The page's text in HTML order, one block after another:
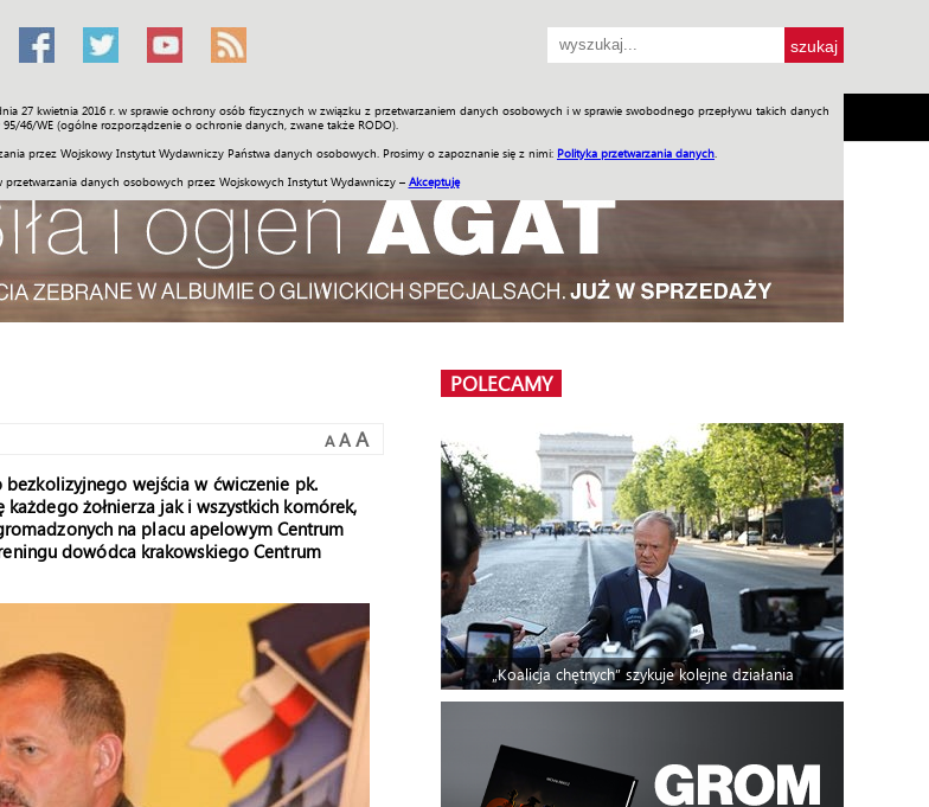
27 kwietnia 2016 r. w sprawie ochrony osób fizycznych w związku z przetwarzaniem danych osobowych i w sprawie swobodnego przepływu takich danych
46/WE (ogólne rozporządzenie o ochronie danych, zwane także RODO).
przez Wojskowy Instytut Wydawniczy Państwa danych osobowych. Prosimy o zapoznanie się z nimi: Polityka przetwarzania danych
przetwarzania danych osobowych przez Wojskowych Instytut Wydawniczy – Akceptuję
Sport Historia Galerie Wideo ENGLISH SKLEP Jednodniówki Praca w WIW
A A A
wejścia w ćwiczenie pk.
żołnierza jak i wszystkich komórek,
na placu apelowym Centrum
dowódca krakowskiego Centrum
POLECAMY
„Koalicja chętnych” szykuje kolejne działania